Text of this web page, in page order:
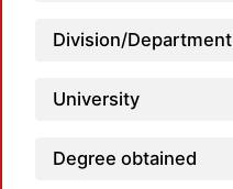
Division/Department
University
Degree obtained